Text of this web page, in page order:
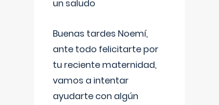
un saludo
Buenas tardes Noemí,
ante todo felicitarte por
tu reciente maternidad,
vamos a intentar
ayudarte con algún